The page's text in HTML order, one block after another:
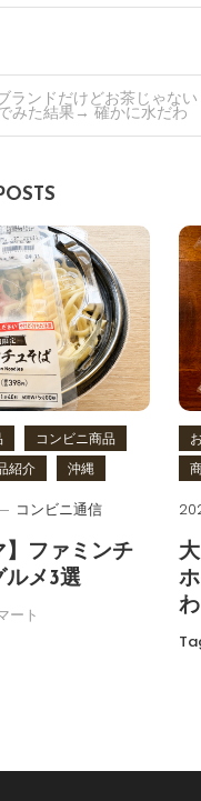
ランドだけどお茶じゃな
みた結果→ 確かに水だわ
コンビニ商品
紹介 沖縄
コンビニ通信
】ファミンチ
ルメ3選
ート